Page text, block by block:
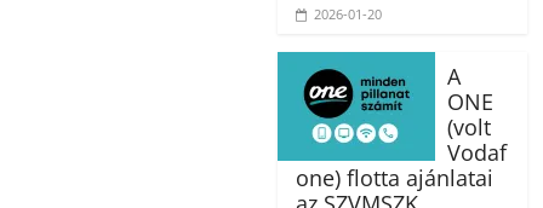
2026-01-20
A
ONE
(volt
Vodaf
one) flotta ajánlatai